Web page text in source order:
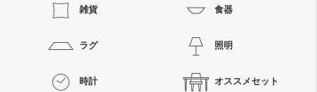
雑貨 食器
ラグ 照明
時計 オススメセット